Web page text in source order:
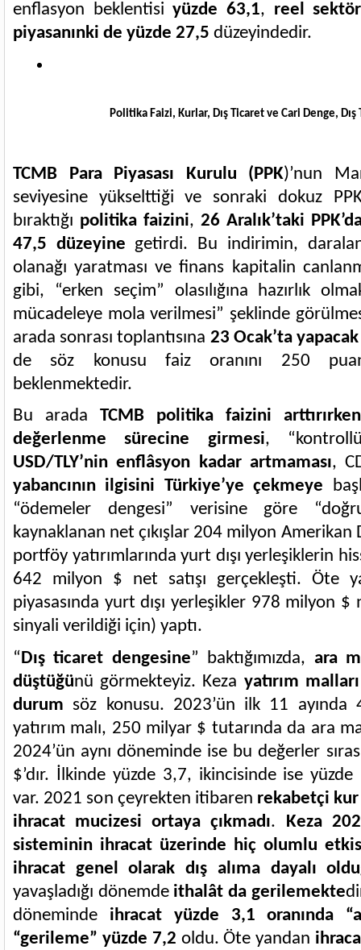
enflasyon beklentisiyüzde 63,1, reel sektör
piyasanınki de yüzde 27,5 düzeyindedir.
Politika Faizi, Kurlar, Dış Ticaret ve Cari Denge, Dış
TCMB Para Piyasası Kurulu (PPK)’nun
seviyesine yükselttiği ve sonraki dokuz
bıraktığı politika faizini, 26 Aralık’taki
47,5 düzeyinegetirdi. Bu indirimin,
olanağı yaratması ve finans kapitalin
gibi, “erken seçim” olasılığına hazırlık
mücadeleye mola verilmesi” şeklinde
arada sonrası toplantısına 23 Ocak’ta
de söz konusu faiz oranını 250
beklenmektedir.
Bu arada TCMB politika faizini
değerlenme sürecine girmesi,
USD/TLY’nin enflâsyon kadar artmaması,
yabancının ilgisini Türkiye’ye çekmeye
“ödemeler dengesi” verisine göre
kaynaklanan net çıkışlar 204 milyon Amerikan
portföy yatırımlarında yurt dışı yerleşiklerin
642 milyon $ net satışı gerçekleşti. Öte
piyasasında yurt dışı yerleşikler 978 milyon $
sinyali verildiği için) yaptı.
“Dış ticaret dengesine” baktığımızda, ara
düştüğünü görmekteyiz. Keza yatırım
durum söz konusu. 2023’ün ilk 11
yatırım malı, 250 milyar $ tutarında da ara
2024’ün aynı döneminde ise bu değerler
$’dır. İlkinde yüzde 3,7, ikincisinde ise
var. 2021 son çeyrekten itibaren rekabetçi kur
ihracat mucizesi ortaya çıkmadı. Keza
sisteminin ihracat üzerinde hiç olumlu
ihracat genel olarak dış alıma dayalı
yavaşladığı dönemdeithalât da gerilemekte
döneminde ihracat yüzde 3,1 oranında
“gerileme” yüzde 7,2 oldu. Öte yandan